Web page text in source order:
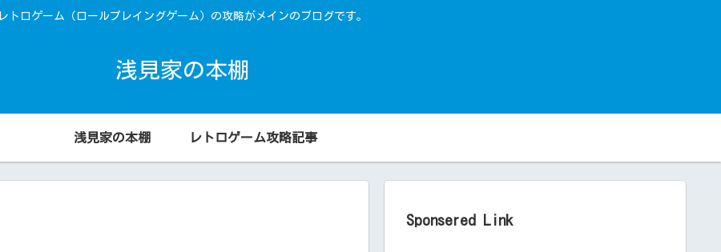
レトロゲーム（ロールプレイングゲーム）の攻略がメインのブログです。
浅見家の本棚
浅見家の本棚 レトロゲーム攻略記事
Sponsered Link